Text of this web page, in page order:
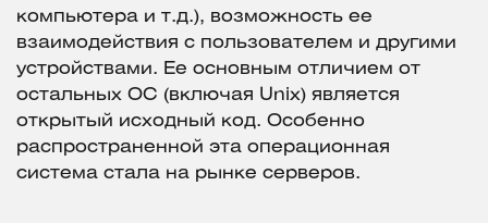
компьютера и т.д.), возможность ее
взаимодействия с пользователем и другими
устройствами. Ее основным отличием от
остальных ОС (включая Unix) является
открытый исходный код. Особенно
распространенной эта операционная
система стала на рынке серверов.